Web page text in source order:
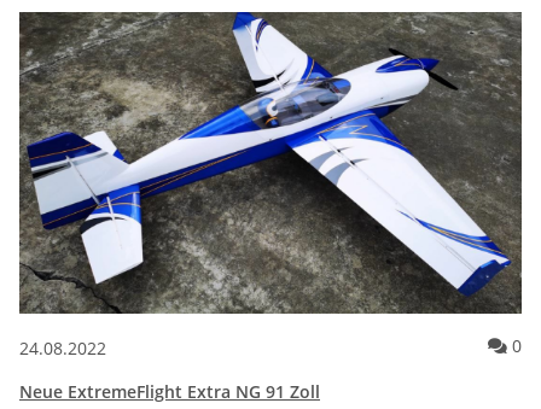
24.08.2022 0
Neue ExtremeFlight Extra NG 91 Zoll